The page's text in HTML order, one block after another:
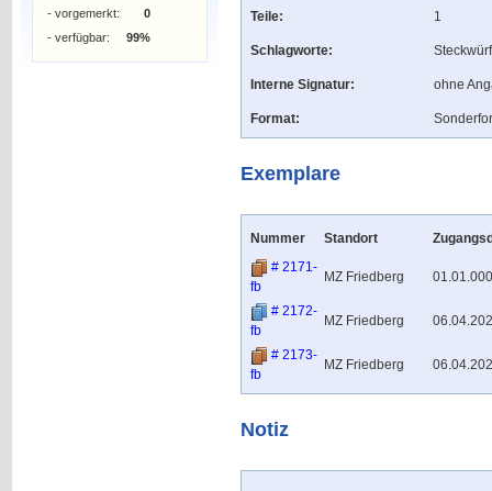
- vorgemerkt:
0
- verfügbar:
99%
Teile: 1
Schlagworte:
Interne Signatur: ohne
Format:
Exemplare
Nummer Standort
# 2171-
fb
MZ Friedberg
# 2172-
fb
MZ Friedberg
# 2173-
fb
MZ Friedberg
Notiz